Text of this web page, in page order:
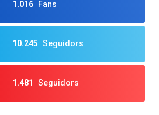
1.016 Fans
10.245 Seguidors
1.481 Seguidors